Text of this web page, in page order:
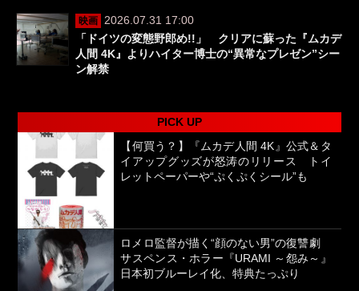
映画
2026.07.31 17:00
「ドイツの変態野郎め!!」 クリアに蘇った『ムカデ
人間 4K』よりハイター博士の“異常なプレゼン”シー
ン解禁
PICK UP
【何買う？】『ムカデ人間 4K』公式＆タ
イアップグッズが怒涛のリリース トイ
レットペーパーや“ぷくぷくシール”も
ロメロ監督が描く“顔のない男”の復讐劇
サスペンス・ホラー『URAMI ～怨み～』
日本初ブルーレイ化、特典たっぷり